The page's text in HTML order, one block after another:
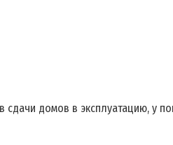
домов в эксплуатацию, у